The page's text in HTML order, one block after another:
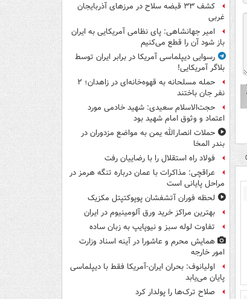
کشف ۳۳ قبضه سلاح در مرزهای آذربایجان
غربی
امیر جهانشاهی: پای نظامی آمریکایی به ایران
باز شود آن را قطع می‌کنیم
رسوایی دیپلماسی آمریکا در برابر ایران توسط
بلاگر آمریکایی!
حمله مسلحانه به قهوه‌خانه‌ای در زاهدان؛ ۲
نفر جان باختند
حجت‌الاسلام سعیدی: شهید خادمی مورد
اعتماد و وثوق امام شهید بود
حملات انصارالله یمن به مواضع مزدوران در
بندر المخا
فولاد راه استقلال را با رضاییان رفت
عراقچی: مذاکرات با عمان درباره تنگه هرمز در
مراحل پایانی است
لحظه فوران آتشفشان پوپوکتپتل مکزیک
بهترین مراکز خرید ورق آلومینیوم در ایران
تفاوت لوله سبز و نیوپایپ به زبان ساده
همایش محرم و عاشورا در آینه اسناد وزارت
امور خارجه
اولیانوف: بحران ایران-آمریکا فقط با دیپلماسی
پایان می‌یابد
صلاح ترک‌ها را پولدار کرد